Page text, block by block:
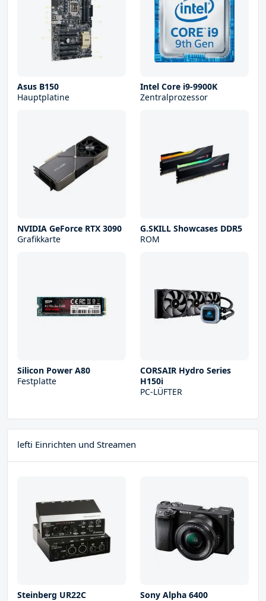
Asus B150
Hauptplatine
Intel Core i9-9900K
Zentralprozessor
NVIDIA GeForce RTX 3090
Grafikkarte
G.SKILL Showcases DDR5
ROM
Silicon Power A80
Festplatte
CORSAIR Hydro Series
H150i
PC-LÜFTER
lefti Einrichten und Streamen
Steinberg UR22С
Sony Alpha 6400